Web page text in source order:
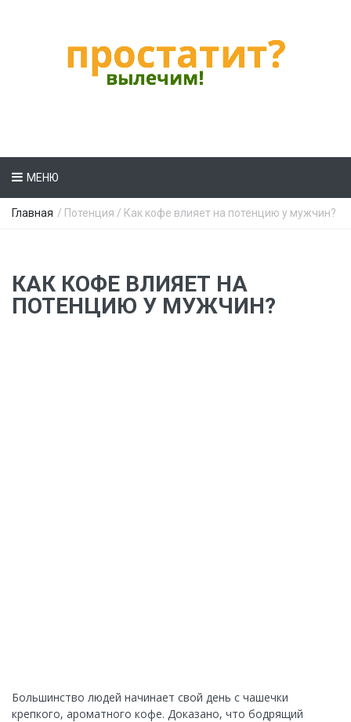
МЕНЮ
Главная / Потенция / Как кофе влияет на потенцию у мужчин?
КАК КОФЕ ВЛИЯЕТ НА
ПОТЕНЦИЮ У МУЖЧИН?
Большинство людей начинает свой день с чашечки
крепкого, ароматного кофе. Доказано, что бодрящий